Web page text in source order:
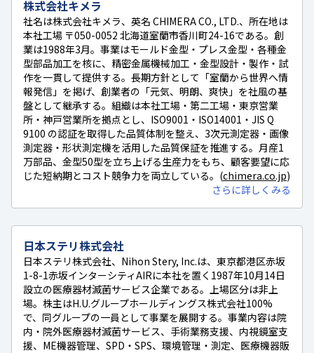
株式会社キメラ
社名は株式会社キメラ、英名 CHIMERA CO., LTD.、所在地は
本社工場 〒050-0052 北海道室蘭市香川町24-16である。創
業は1988年3月。事業はモールド金型・プレス金型・各種金
型部品加工を核に、精密金属機械加工・金型設計・製作・試
作を一貫して提供する。長期方針として「室蘭から世界へ情
報発信」を掲げ、創業者の「元気、明朗、爽快」を社風の基
盤として継承する。組織は本社工場・第二工場・東京営業
所・神戸営業所を拠点とし、ISO9001・ISO14001・JIS Q
9100 の認証を取得した品質体制を整え、3次元測定器・画像
測定器・形状測定機を活用した品質保証を推進する。月産1
万部品、金型50型を立ち上げる生産力をもち、顧客要望に応
じた短納期とコスト競争力を両立している。(chimera.co.jp)
さらに詳しくみる
日本ステリ株式会社
日本ステリ株式会社、Nihon Stery, Inc.は、東京都港区赤坂
1-8-1赤坂インターシティAIRに本社を置く1987年10月14日
設立の医療器材滅菌サービス企業である。上場区分は非上
場。株主はH.U.グループホールディングス株式会社100%
で、同グループの一員として事業を展開する。事業内容は院
内・院外医療器材滅菌サービス、手術業務支援、内視鏡室支
援、ME機器管理、SPD・SPS、環境管理・測定、医療機器販